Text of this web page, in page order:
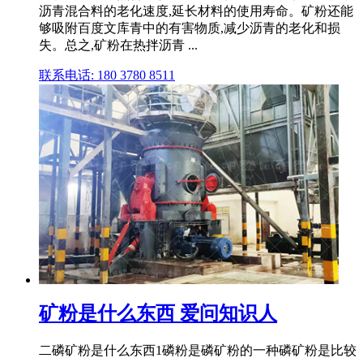
沥青混合料的老化速度,延长材料的使用寿命。矿粉还能
够吸附百度文库青中的有害物质,减少沥青的老化和损
失。总之,矿粉在热拌沥青 ...
联系电话: 180 3780 8511
矿粉是什么东西 爱问知识人
二磷矿粉是什么东西1磷粉是磷矿粉的一种磷矿粉是比较